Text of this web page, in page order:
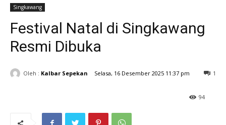
Singkawang
Festival Natal di Singkawang
Resmi Dibuka
Oleh : Kalbar Sepekan Selasa, 16 Desember 2025 11:37 pm 1
94